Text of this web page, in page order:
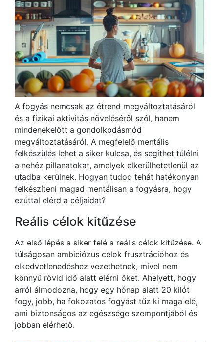
A fogyás nemcsak az étrend megváltoztatásáról
és a fizikai aktivitás növeléséről szól, hanem
mindenekelőtt a gondolkodásmód
megváltoztatásáról. A megfelelő mentális
felkészülés lehet a siker kulcsa, és segíthet túlélni
a nehéz pillanatokat, amelyek elkerülhetetlenül az
utadba kerülnek. Hogyan tudod tehát hatékonyan
felkészíteni magad mentálisan a fogyásra, hogy
ezúttal elérd a céljaidat?
Reális célok kitűzése
Az első lépés a siker felé a reális célok kitűzése. A
túlságosan ambiciózus célok frusztrációhoz és
elkedvetlenedéshez vezethetnek, mivel nem
könnyű rövid idő alatt elérni őket. Ahelyett, hogy
arról álmodozna, hogy egy hónap alatt 20 kilót
fogy, jobb, ha fokozatos fogyást tűz ki maga elé,
ami biztonságos az egészsége szempontjából és
jobban elérhető.